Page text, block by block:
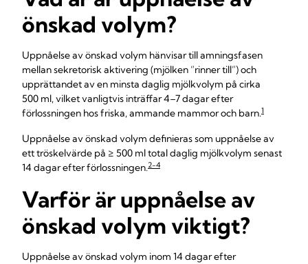
önskad volym?
Uppnåelse av önskad volym hänvisar till amningsfasen
mellan sekretorisk aktivering (mjölken ”rinner till”) och
upprättandet av en minsta daglig mjölkvolym på cirka
500 ml, vilket vanligtvis inträffar 4–7 dagar efter
förlossningen hos friska, ammande mammor och barn.1
Uppnåelse av önskad volym definieras som uppnåelse av
ett tröskelvärde på ≥ 500 ml total daglig mjölkvolym senast
14 dagar efter förlossningen.2-4
Varför är uppnåelse av
önskad volym viktigt?
Uppnåelse av önskad volym inom 14 dagar efter